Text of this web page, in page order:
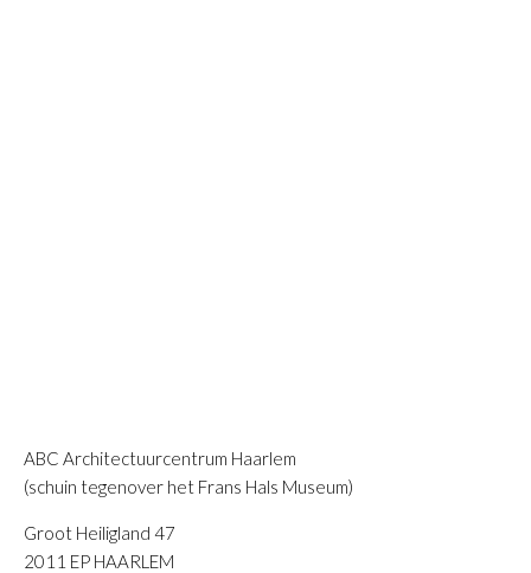
ABC Architectuurcentrum Haarlem
(schuin tegenover het Frans Hals Museum)
Groot Heiligland 47
2011 EP HAARLEM